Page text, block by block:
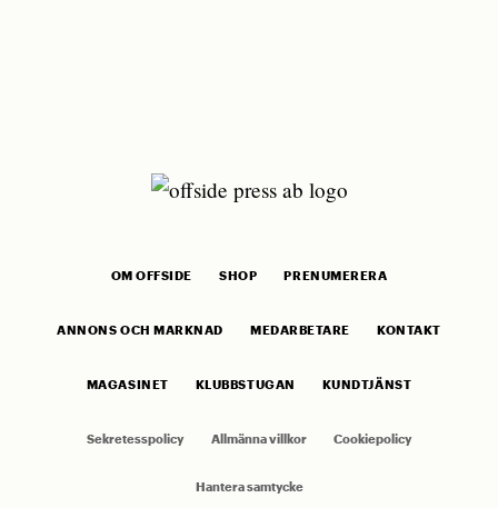
OM OFFSIDE SHOP PRENUMERERA
ANNONS OCH MARKNAD MEDARBETARE KONTAKT
MAGASINET KLUBBSTUGAN KUNDTJÄNST
Sekretesspolicy Allmänna villkor Cookiepolicy
Hantera samtycke